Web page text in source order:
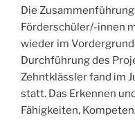
Die
Förderschüler/-innen
wieder im
Durchführung des
Zehntklässler fand im
statt. Das Erkennen
Fähigkeiten,